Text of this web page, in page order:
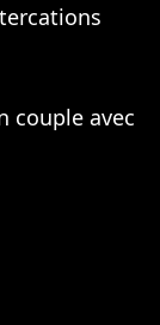
couple avec